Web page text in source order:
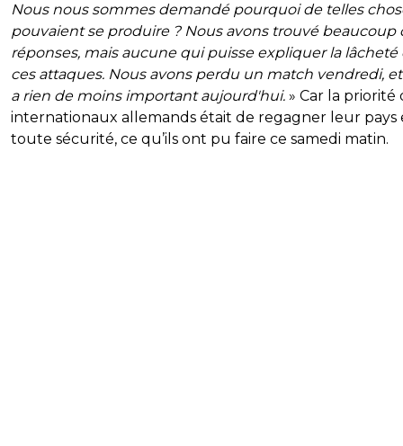
Nous nous sommes demandé pourquoi de telles
pouvaient se produire ? Nous avons trouvé beaucoup
réponses, mais aucune qui puisse expliquer la lâcheté
ces attaques. Nous avons perdu un match vendredi,
a rien de moins important aujourd'hui. » Car la priorité
internationaux allemands était de regagner leur pays
toute sécurité, ce qu’ils ont pu faire ce samedi matin.